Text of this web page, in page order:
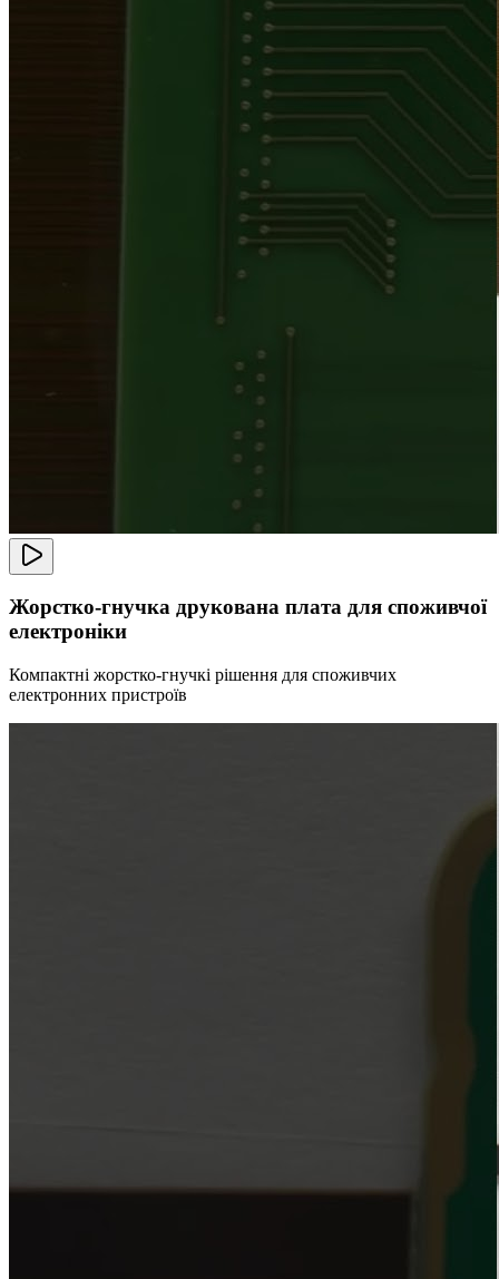
Жорстко-гнучка друкована плата для споживчої
електроніки
Компактні жорстко-гнучкі рішення для споживчих
електронних пристроїв